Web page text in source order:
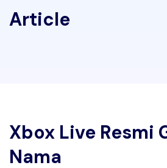
Article
Xbox Live Resmi
Nama